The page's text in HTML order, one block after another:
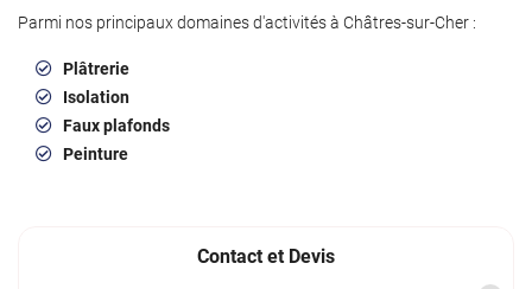
Parmi nos principaux domaines d'activités à Châtres-sur-Cher :
Plâtrerie
Isolation
Faux plafonds
Peinture
Contact et Devis